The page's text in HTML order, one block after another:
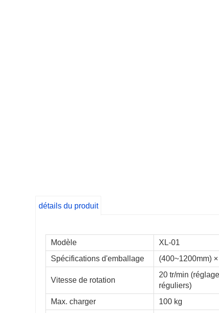
détails du produit
Modèle
XL-01
Spécifications d'emballage
(400~1200mm)
Vitesse de rotation
20 tr/min
réguliers)
Max. charger
100 kg